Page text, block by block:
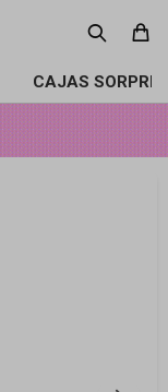
CAJAS